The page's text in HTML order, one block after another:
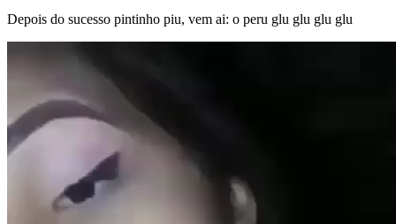
Depois do sucesso pintinho piu, vem ai: o peru glu glu glu glu